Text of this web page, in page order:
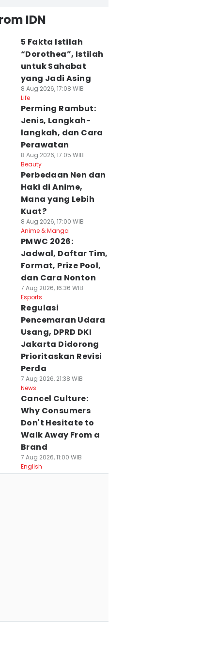
IDN
5 Fakta Istilah
“Dorothea”, Istilah
untuk Sahabat
yang Jadi Asing
8 Aug 2026, 17:08 WIB
Life
Perming Rambut:
Jenis, Langkah-
langkah, dan Cara
Perawatan
8 Aug 2026, 17:05 WIB
Beauty
Perbedaan Nen dan
Haki di Anime,
Mana yang Lebih
Kuat?
8 Aug 2026, 17:00 WIB
Anime & Manga
PMWC 2026:
Jadwal, Daftar Tim,
Format, Prize Pool,
dan Cara Nonton
7 Aug 2026, 16:36 WIB
Esports
Regulasi
Pencemaran Udara
Usang, DPRD DKI
Jakarta Didorong
Prioritaskan Revisi
Perda
7 Aug 2026, 21:38 WIB
News
Cancel Culture:
Why Consumers
Don't Hesitate to
Walk Away From a
Brand
7 Aug 2026, 11:00 WIB
English